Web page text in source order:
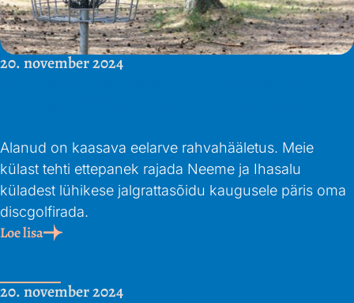
20. november 2024
Alanud on kaasava eelarve rahvahääletus. Meie
külast tehti ettepanek rajada Neeme ja Ihasalu
küladest lühikese jalgrattasõidu kaugusele päris oma
discgolfirada.
Loe lisa
20. november 2024